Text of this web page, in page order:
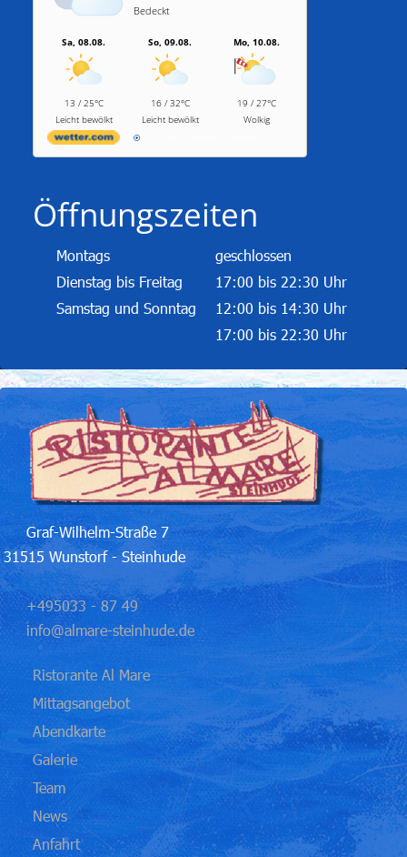
Bedeckt
Sa, 08.08.
13 / 25°C
Leicht bewölkt
So, 09.08.
16 / 32°C
Leicht bewölkt
Mo, 10.08.
19 / 27°C
Wolkig
Öffnungszeiten
Montags
geschlossen
Dienstag bis Freitag
17:00 bis 22:30 Uhr
Samstag und Sonntag
12:00 bis 14:30 Uhr
17:00 bis 22:30 Uhr
Graf-Wilhelm-Straße 7
31515 Wunstorf - Steinhude
+495033 - 87 49
info@almare-steinhude.de
Ristorante Al Mare
Mittagsangebot
Abendkarte
Galerie
Team
News
Anfahrt